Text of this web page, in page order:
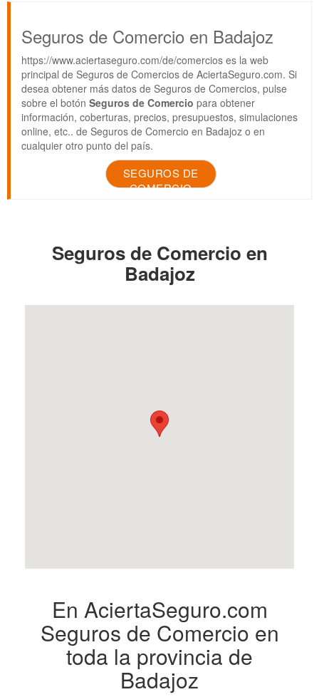
Seguros de Comercio en Badajoz
https://www.aciertaseguro.com/de/comercios es la web
principal de Seguros de Comercios de AciertaSeguro.com. Si
desea obtener más datos de Seguros de Comercios, pulse
sobre el botón Seguros de Comercio para obtener
información, coberturas, precios, presupuestos, simulaciones
online, etc.. de Seguros de Comercio en Badajoz o en
cualquier otro punto del país.
SEGUROS DE
COMERCIO
Seguros de Comercio en
Badajoz
En AciertaSeguro.com
Seguros de Comercio en
toda la provincia de
Badajoz